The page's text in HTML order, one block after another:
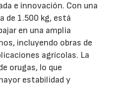
e innovación. Con una
de 1.500 kg, está
en una amplia
incluyendo obras de
agrícolas. La
orugas, lo que
estabilidad y